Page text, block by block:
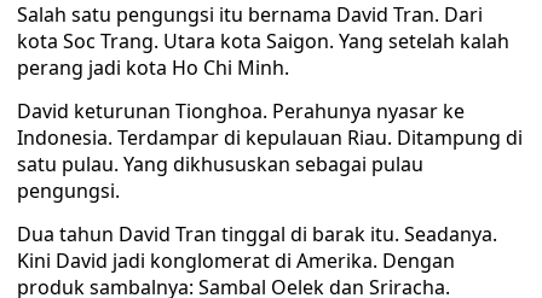
Salah satu pengungsi itu bernama David Tran. Dari
kota Soc Trang. Utara kota Saigon. Yang setelah kalah
perang jadi kota Ho Chi Minh.
David keturunan Tionghoa. Perahunya nyasar ke
Indonesia. Terdampar di kepulauan Riau. Ditampung di
satu pulau. Yang dikhususkan sebagai pulau
pengungsi.
Dua tahun David Tran tinggal di barak itu. Seadanya.
Kini David jadi konglomerat di Amerika. Dengan
produk sambalnya: Sambal Oelek dan Sriracha.